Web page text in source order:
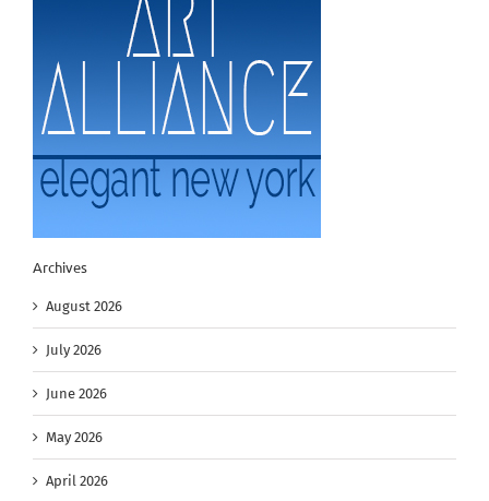
Archives
August 2026
July 2026
June 2026
May 2026
April 2026